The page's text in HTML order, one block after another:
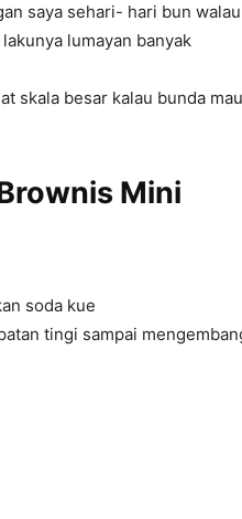
saya sehari- hari bun
lumayan banyak
skala besar kalau bunda
Mini
soda kue
tingi sampai